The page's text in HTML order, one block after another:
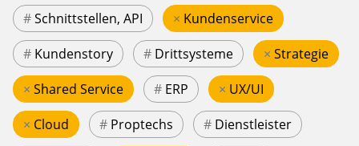
#Schnittstellen, API × Kundenservice
# Kundenstory # Drittsysteme × Strategie
× Shared Service # ERP × UX/UI
× Cloud # Proptechs # Dienstleister